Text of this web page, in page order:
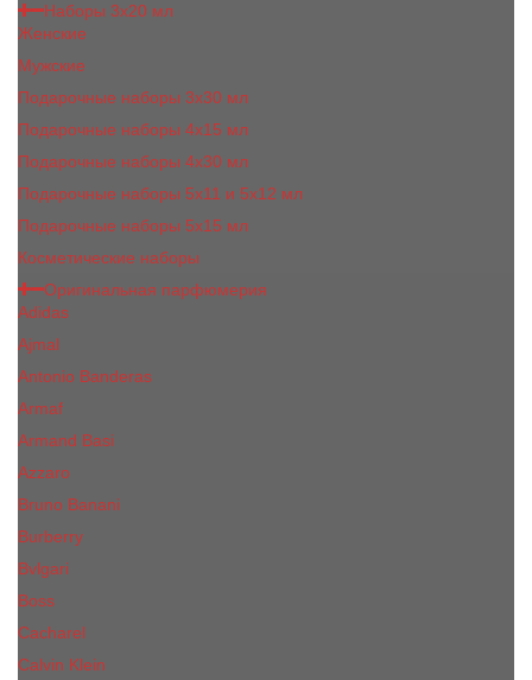
Наборы 3х20 мл
Женские
Мужские
Подарочные наборы 3х30 мл
Подарочные наборы 4x15 мл
Подарочные наборы 4x30 мл
Подарочные наборы 5x11 и 5х12 мл
Подарочные наборы 5x15 мл
Косметические наборы
Оригинальная парфюмерия
Adidas
Ajmal
Antonio Banderas
Armaf
Armand Basi
Azzaro
Bruno Banani
Burberry
Bvlgari
Boss
Cacharel
Calvin Klein